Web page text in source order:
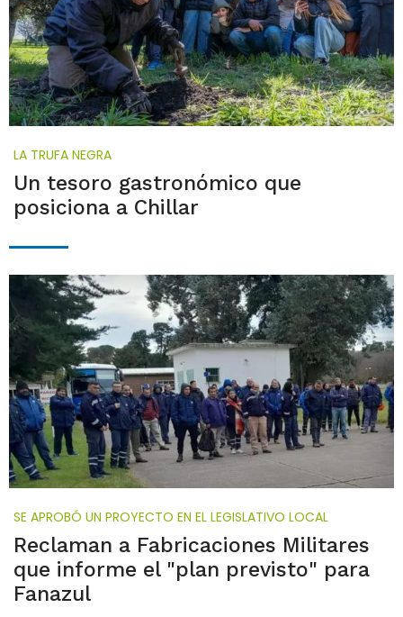
LA TRUFA NEGRA
Un tesoro gastronómico que
posiciona a Chillar
SE APROBÓ UN PROYECTO EN EL LEGISLATIVO LOCAL
Reclaman a Fabricaciones Militares
que informe el "plan previsto" para
Fanazul